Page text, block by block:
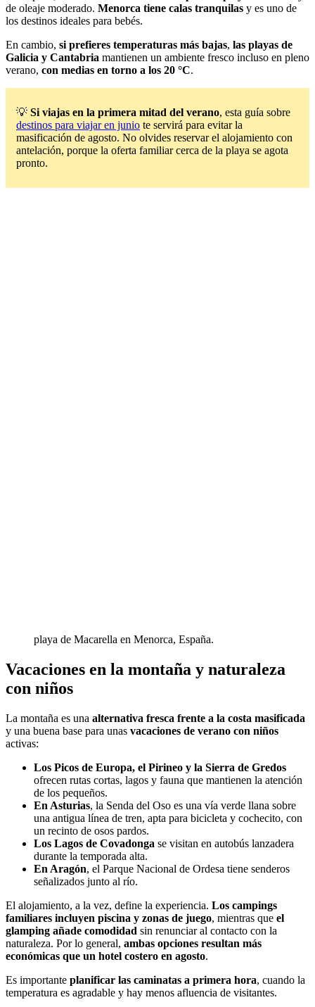
de oleaje moderado. Menorca tiene calas tranquilas y es uno de
los destinos ideales para bebés.
En cambio, si prefieres temperaturas más bajas, las playas de
Galicia y Cantabria mantienen un ambiente fresco incluso en pleno
verano, con medias en torno a los 20 °C.
💡 Si viajas en la primera mitad del verano, esta guía sobre
destinos para viajar en junio te servirá para evitar la
masificación de agosto. No olvides reservar el alojamiento con
antelación, porque la oferta familiar cerca de la playa se agota
pronto.
playa de Macarella en Menorca, España.
Vacaciones en la montaña y naturaleza
con niños
La montaña es una alternativa fresca frente a la costa masificada
y una buena base para unas vacaciones de verano con niños
activas:
Los Picos de Europa, el Pirineo y la Sierra de Gredos
ofrecen rutas cortas, lagos y fauna que mantienen la atención
de los pequeños.
En Asturias, la Senda del Oso es una vía verde llana sobre
una antigua línea de tren, apta para bicicleta y cochecito, con
un recinto de osos pardos.
Los Lagos de Covadonga se visitan en autobús lanzadera
durante la temporada alta.
En Aragón, el Parque Nacional de Ordesa tiene senderos
señalizados junto al río.
El alojamiento, a la vez, define la experiencia. Los campings
familiares incluyen piscina y zonas de juego, mientras que el
glamping añade comodidad sin renunciar al contacto con la
naturaleza. Por lo general, ambas opciones resultan más
económicas que un hotel costero en agosto.
Es importante planificar las caminatas a primera hora, cuando la
temperatura es agradable y hay menos afluencia de visitantes.